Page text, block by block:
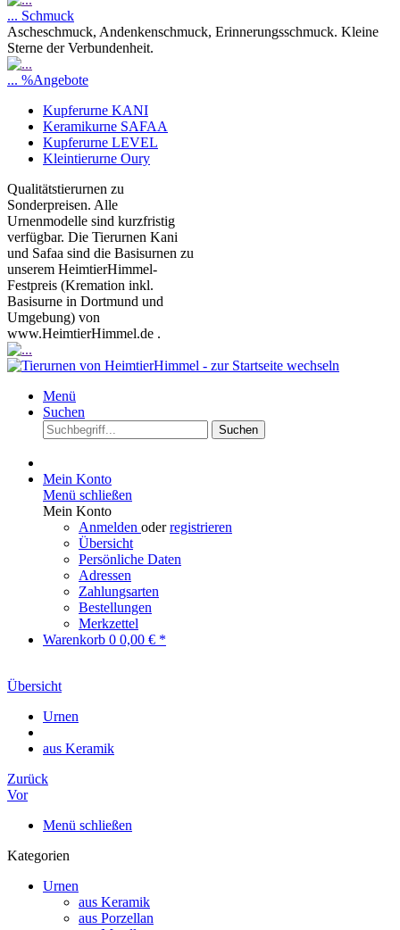
... Schmuck
Ascheschmuck, Andenkenschmuck, Erinnerungsschmuck. Kleine
Sterne der Verbundenheit.
... %Angebote
Kupferurne KANI
Keramikurne SAFAA
Kupferurne LEVEL
Kleintierurne Oury
Qualitätstierurnen zu
Sonderpreisen. Alle
Urnenmodelle sind kurzfristig
verfügbar. Die Tierurnen Kani
und Safaa sind die Basisurnen zu
unserem HeimtierHimmel-
Festpreis (Kremation inkl.
Basisurne in Dortmund und
Umgebung) von
www.HeimtierHimmel.de .
Menü
Suchen
Suchen
Mein Konto
Menü schließen
Mein Konto
Anmelden oderregistrieren
Übersicht
Persönliche Daten
Adressen
Zahlungsarten
Bestellungen
Merkzettel
Warenkorb 0 0,00 € *
Übersicht
Urnen
aus Keramik
Zurück
Vor
Menü schließen
Kategorien
Urnen
aus Keramik
aus Porzellan